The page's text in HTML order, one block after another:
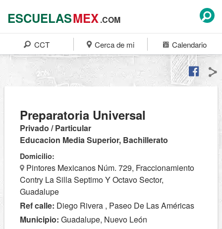
ESCUELASMEX.COM
CCT Cerca de mi Calendario
Preparatoria Universal
Privado / Particular
Educacion Media Superior, Bachillerato
Domicilio:
Pintores Mexicanos Núm. 729, Fraccionamiento
Contry La Silla Septimo Y Octavo Sector,
Guadalupe
Ref calle: Diego Rivera , Paseo De Las Américas
Municipio: Guadalupe, Nuevo León